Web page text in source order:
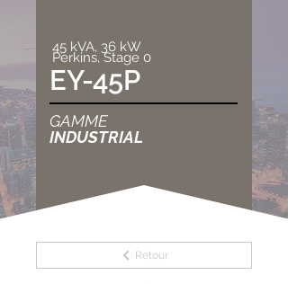
45 kVA, 36 kW
Perkins, Stage 0
EY-45P
GAMME
INDUSTRIAL
Retour